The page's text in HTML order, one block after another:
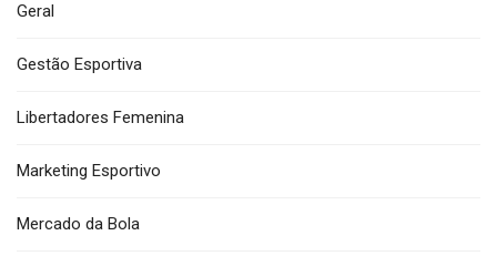
Geral
Gestão Esportiva
Libertadores Femenina
Marketing Esportivo
Mercado da Bola